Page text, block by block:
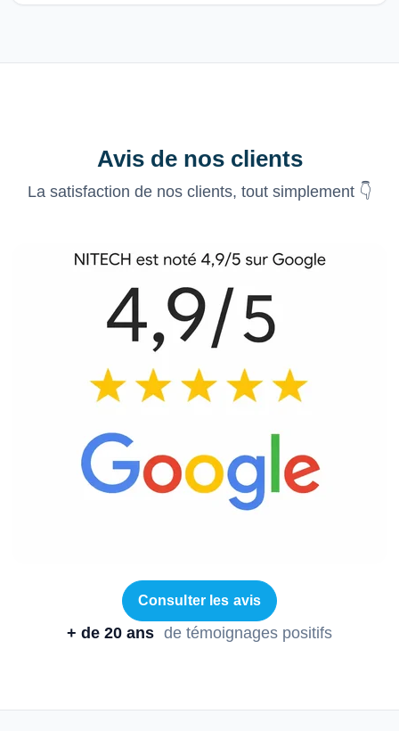
Avis de nos clients
La satisfaction de nos clients, tout simplement 👇
Consulter les avis
+ de 20 ans de témoignages positifs